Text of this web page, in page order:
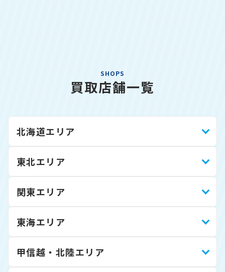
SHOPS
買取店舗一覧
北海道エリア
東北エリア
関東エリア
東海エリア
甲信越・北陸エリア